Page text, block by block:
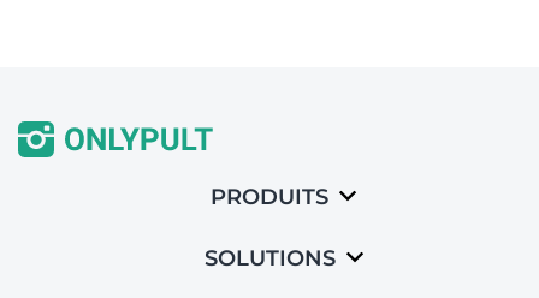
PRODUITS
SOLUTIONS